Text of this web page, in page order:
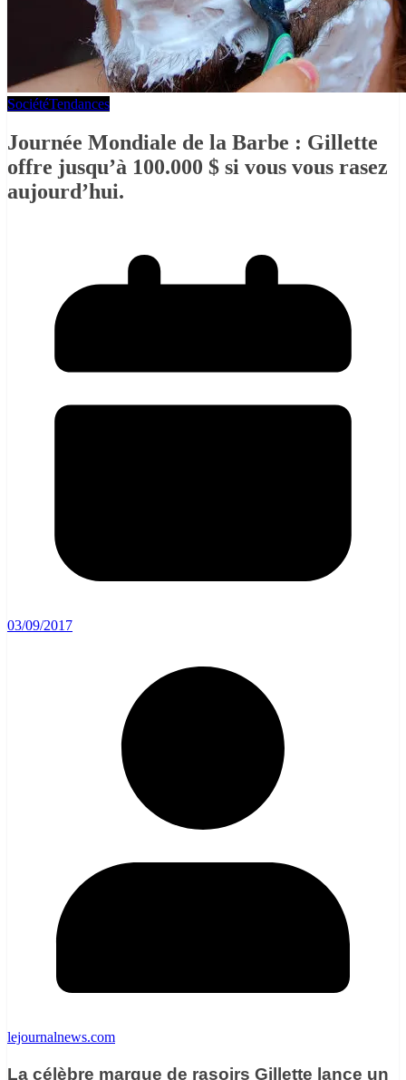
SociétéTendances
Journée Mondiale de la Barbe : Gillette
offre jusqu’à 100.000 $ si vous vous rasez
aujourd’hui.
03/09/2017
lejournalnews.com
La célèbre marque de rasoirs Gillette lance un